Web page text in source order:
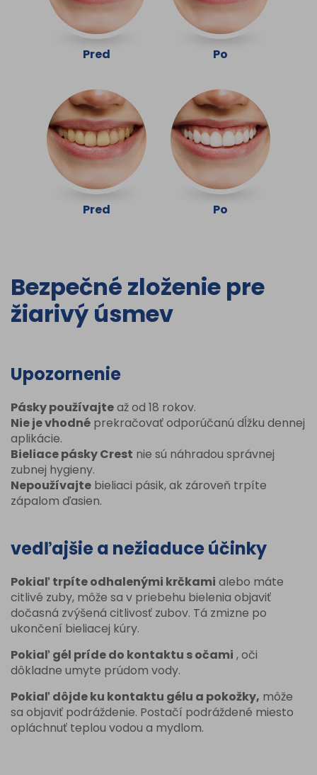
Pred Po
Pred Po
Bezpečné zloženie pre
žiarivý úsmev
Upozornenie
Pásky používajteaž od 18 rokov.
Nie je vhodné prekračovať odporúčanú dĺžku dennej
aplikácie.
Bieliace pásky Crest nie sú náhradou správnej
zubnej hygieny.
Nepoužívajte bieliaci pásik, ak zároveň trpíte
zápalom ďasien.
vedľajšie a nežiaduce účinky
Pokiaľ trpíte odhalenými krčkami alebo máte
citlivé zuby, môže sa v priebehu bielenia objaviť
dočasná zvýšená citlivosť zubov. Tá zmizne po
ukončení bieliacej kúry.
Pokiaľ gél príde do kontaktu s očami , oči
dôkladne umyte prúdom vody.
Pokiaľ dôjde ku kontaktu gélu a pokožky, môže
sa objaviť podráždenie. Postačí podráždené miesto
opláchnuť teplou vodou a mydlom.